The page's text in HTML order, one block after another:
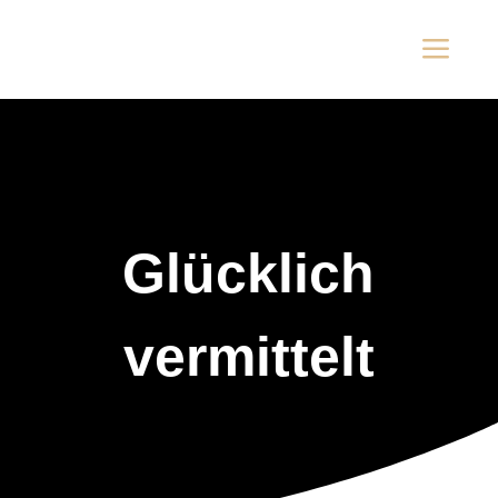
a
Glücklich
vermittelt